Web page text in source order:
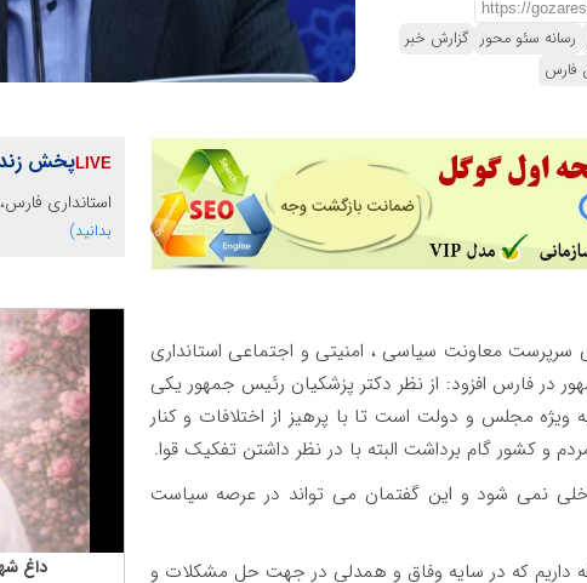
رسانه سئو محور گزارش خبر
فارس
سرپرست معاونت سیاسی ، امنیتی و اجتماعی استانداری
در فارس افزود: از نظر دکتر پزشکیان رئیس جمهور یکی
مجلس و دولت است تا با پرهیز از اختلافات و کنار
و کشور گام برداشت البته با در نظر داشتن تفکیک قوا.
نمی شود و این گفتمان می تواند در عرصه سیاست
داریم که در سایه وفاق و همدلی در جهت حل مشکلات و
پخش
استانداری
بدانید)
داغ